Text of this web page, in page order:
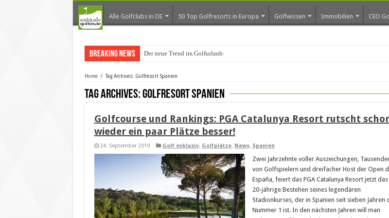
Alle Golfclubs in DE 50 Top Golfresorts in Europa Golfwissen Immobilien CEO
Breaking News Der neue Trend im Golfurlaub: Warum
Home / Tag Archives: Golfresort Spanien
Tag Archives:Golfresort Spanien
Golfcourse und Rankings: PGA Catalunya Resort rutscht
wieder ein paar Plätze besser!
24. September 2019 Golf exklusiv, Golfplätze, News, Spanien
Zwei Jahrzehnte voller Auszeichungen,
von Golfspielern und dreifacher Host der Open
España, feiert das PGA Catalunya Resort jetzt das
20-jährige Bestehen seines legendären
Stadionkurses, der in Spanien seit sieben Jahren
Nummer 1 ist. In den nächsten Jahren will man